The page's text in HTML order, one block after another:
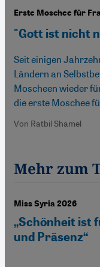
Erste Moschee für
"Gott ist nicht
Seit einigen
Ländern an
Moscheen wieder
die erste Moschee
Von Ratbil Shamel
Mehr zum
Miss Syria 2026
„Schönheit ist
und Präsenz“